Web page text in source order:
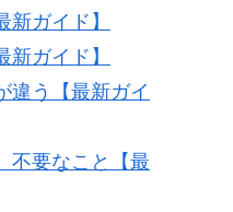
ガイド】
ガイド】
違う【最新ガイ
不要なこと【最